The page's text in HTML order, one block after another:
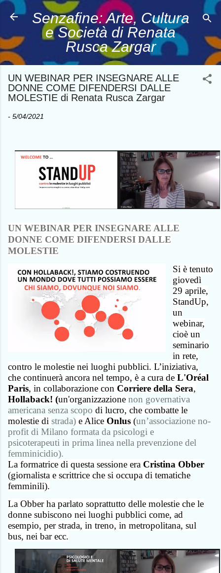
Passa ai contenuti principali
Senzafine: Arte, Cultura
e Società di Renata
Rusca Zargar
UN WEBINAR PER INSEGNARE ALLE
DONNE COME DIFENDERSI DALLE
MOLESTIE di Renata Rusca Zargar
- 5/04/2021
UN WEBINAR PER INSEGNARE ALLE
DONNE COME DIFENDERSI DALLE
MOLESTIE
Si è tenuto
giovedì
29 aprile,
StandUp,
un
webinar,
cioè un
seminario
in rete,
contro le molestie nei luoghi pubblici. L’iniziativa,
che continuerà ancora nel tempo, è a cura de L'Oréal
Paris, in collaborazione con Corriere della Sera,
Hollaback! (un'organizzazione non governativa
americana senza scopo di lucro, che combatte le
molestie di strada) e Alice Onlus (un’associazione no-
profit di Milano formata da psicologi e
psicoterapeuti in prima linea nella prevenzione del
femminicidio).
La formatrice di questa sessione era Cristina Obber
(giornalista e scrittrice che si occupa di tematiche
femminili).
La Obber ha parlato soprattutto delle molestie che le
donne subiscono nei luoghi pubblici come, ad
esempio, per strada, in treno, in metropolitana, sul
bus, nei bar ecc.